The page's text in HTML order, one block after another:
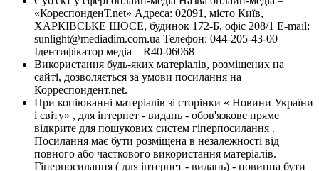
«КореспонденТ.net» Адреса: 02091, місто Київ,
ХАРКІВСЬКЕ ШОСЕ, будинок 172-Б, офіс 208/1 E-mail:
sunlight@mediadim.com.ua Телефон: 044-205-43-00
Ідентифікатор медіа – R40-06068
Використання будь-яких матеріалів, розміщених на
сайті, дозволяється за умови посилання на
Корреспондент.net.
При копіюванні матеріалів зі сторінки « Новини України
і світу» , для інтернет - видань - обов'язкове пряме
відкрите для пошукових систем гіперпосилання .
Посилання має бути розміщена в незалежності від
повного або часткового використання матеріалів.
Гіперпосилання ( для інтернет - видань) - повинна бути